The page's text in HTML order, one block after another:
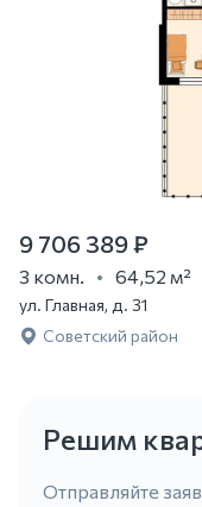
9 706 389 ₽
3 комн. 64,52 м²
ул. Главная, д. 31
Советский район
Решим
Отправляйте